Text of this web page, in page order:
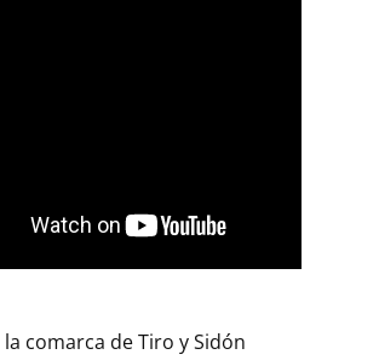
la comarca de Tiro y Sidón